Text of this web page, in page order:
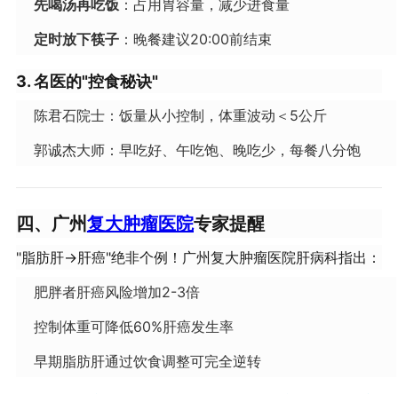
先喝汤再吃饭 ：占用胃容量，减少进食量
定时放下筷子：晚餐建议20:00前结束
3. 名医的"控食秘诀"
陈君石院士：饭量从小控制，体重波动＜5公斤
郭诚杰大师：早吃好、午吃饱、晚吃少，每餐八分饱
四、广州复大肿瘤医院专家提醒
"脂肪肝→肝癌"绝非个例！广州复大肿瘤医院肝病科指出：
肥胖者肝癌风险增加2-3倍
控制体重可降低60%肝癌发生率
早期脂肪肝通过饮食调整可完全逆转